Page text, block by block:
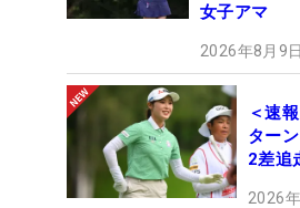
女子アマ
2026年8月9
＜速
ター
2差追
2026